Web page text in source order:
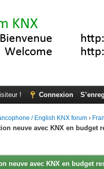
! Connexion
/ English KNX forum ›
neuve avec KNX en budget
neuve avec KNX en budget